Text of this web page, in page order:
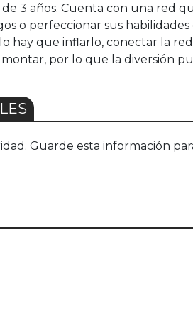
3 años. Cuenta con una
o perfeccionar sus
hay que inflarlo, conectar la
por lo que la diversión
Guarde esta información